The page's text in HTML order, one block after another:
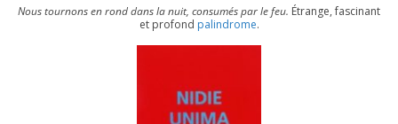
Nous tour­nons en rond dans la nuit, consu­més par le feu. Étrange, fas­ci­nant
et pro­fond palin­drome.